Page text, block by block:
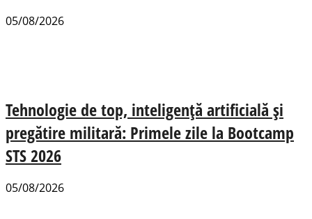
05/08/2026
Tehnologie de top, inteligență artificială și
pregătire militară: Primele zile la Bootcamp
STS 2026
05/08/2026